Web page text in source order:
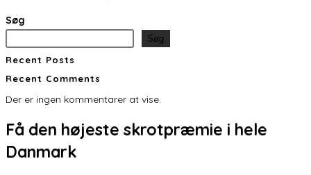
Søg
Søg
Recent Posts
Recent Comments
Der er ingen kommentarer at vise.
Få den højeste skrotpræmie i hele
Danmark